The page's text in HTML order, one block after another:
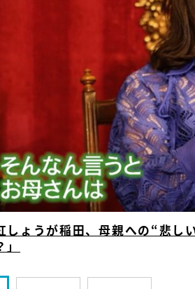
しょうが稲田、母親への“悲